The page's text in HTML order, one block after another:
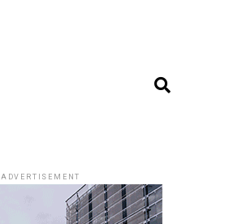
ADVERTISEMENT